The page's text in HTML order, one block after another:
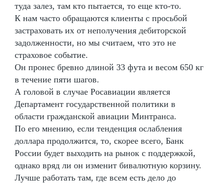
туда залез, там кто пытается, то еще кто-то.
К нам часто обращаются клиенты с просьбой
застраховать их от неполучения дебиторской
задолженности, но мы считаем, что это не
страховое событие.
Он пронес бревно длиной 33 фута и весом 650 кг
в течение пяти шагов.
А головой в случае Росавиации является
Департамент государственной политики в
области гражданской авиации Минтранса.
По его мнению, если тенденция ослабления
доллара продолжится, то, скорее всего, Банк
России будет выходить на рынок с поддержкой,
однако вряд ли он изменит бивалютную корзину.
Лучше работать там, где всем есть дело до